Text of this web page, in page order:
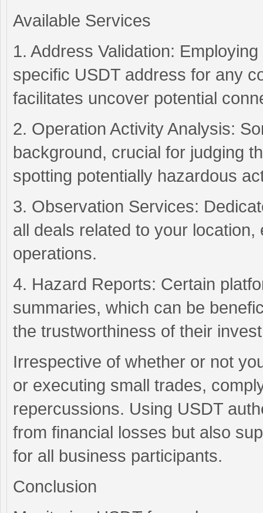
Available Services
1. Address Validation:
specific USDT address for any
facilitates uncover potential
2. Operation Activity Analysis:
background, crucial for judging
spotting potentially hazardous
3. Observation Services:
all deals related to your
operations.
4. Hazard Reports: Certain
summaries, which can be
the trustworthiness of their
Irrespective of whether or not
or executing small trades,
repercussions. Using USDT
from financial losses but also
for all business participants.
Conclusion